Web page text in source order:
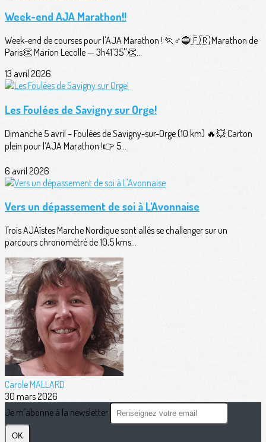
Week-end AJA Marathon!!
Week-end de courses pour l'AJA Marathon ! 🏃♂️🔵🇫🇷 Marathon de
Paris👏 Marion Lecolle — 3h41'35''👏...
13 avril 2026
Les Foulées de Savigny sur Orge!
Dimanche 5 avril – Foulées de Savigny-sur-Orge (10 km) 🔥💥 Carton
plein pour l’AJA Marathon !👉 5...
6 avril 2026
Vers un dépassement de soi à L'Avonnaise
Trois AJAïstes Marche Nordique sont allés se challenger sur un
parcours chronométré de 10,5 kms...
Carole MALLARD
30 mars 2026
Je m'abonne à la newsletter
OK